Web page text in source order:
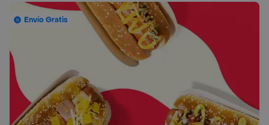
Envío Gratis